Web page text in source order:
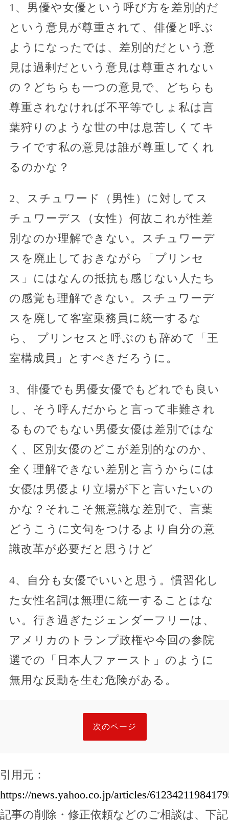
1、男優や女優という呼び方を差別的だ
という意見が尊重されて、俳優と呼ぶ
ようになったでは、差別的だという意
見は過剰だという意見は尊重されない
の？どちらも一つの意見で、どちらも
尊重されなければ不平等でしょ私は言
葉狩りのような世の中は息苦しくてキ
ライです私の意見は誰が尊重してくれ
るのかな？
2、スチュワード（男性）に対してス
チュワーデス（女性）何故これが性差
別なのか理解できない。スチュワーデ
スを廃止しておきながら「プリンセ
ス」にはなんの抵抗も感じない人たち
の感覚も理解できない。スチュワーデ
スを廃して客室乗務員に統一するな
ら、 プリンセスと呼ぶのも辞めて「王
室構成員」とすべきだろうに。
3、俳優でも男優女優でもどれでも良い
し、そう呼んだからと言って非難され
るものでもない男優女優は差別ではな
く、区別女優のどこが差別的なのか、
全く理解できない差別と言うからには
女優は男優より立場が下と言いたいの
かな？それこそ無意識な差別で、言葉
どうこうに文句をつけるより自分の意
識改革が必要だと思うけど
4、自分も女優でいいと思う。慣習化し
た女性名詞は無理に統一することはな
い。行き過ぎたジェンダーフリーは、
アメリカのトランプ政権や今回の参院
選での「日本人ファースト」のように
無用な反動を生む危険がある。
次のページ
引用元：
https://news.yahoo.co.jp/articles/
記事の削除・修正依頼などのご相談は、下記